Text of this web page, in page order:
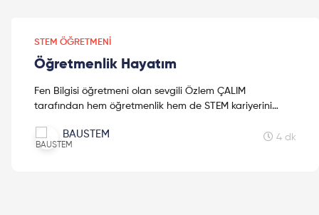
STEM ÖĞRETMENI
Öğretmenlik Hayatım
Fen Bilgisi öğretmeni olan sevgili Özlem ÇALIM
tarafından hem öğretmenlik hem de STEM kariyerini
sakın kaçırmayın!
BAUSTEM 4 dk